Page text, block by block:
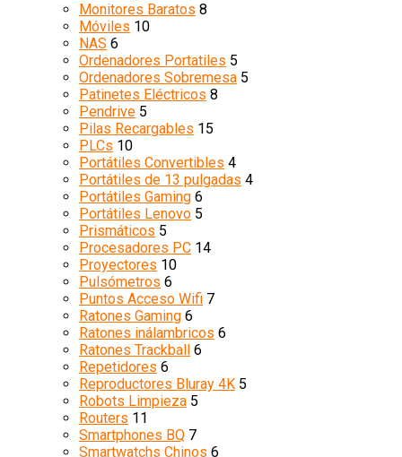
Monitores Baratos 8
Móviles 10
NAS 6
Ordenadores Portatiles 5
Ordenadores Sobremesa 5
Patinetes Eléctricos 8
Pendrive 5
Pilas Recargables 15
PLCs 10
Portátiles Convertibles 4
Portátiles de 13 pulgadas 4
Portátiles Gaming 6
Portátiles Lenovo 5
Prismáticos 5
Procesadores PC 14
Proyectores 10
Pulsómetros 6
Puntos Acceso Wifi 7
Ratones Gaming 6
Ratones inálambricos 6
Ratones Trackball 6
Repetidores 6
Reproductores Bluray 4K 5
Robots Limpieza 5
Routers 11
Smartphones BQ 7
Smartwatchs Chinos 6